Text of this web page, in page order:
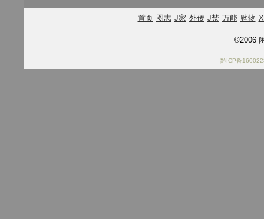
首页 图志 J家 外传 J禁 万能 购物
©2006
黔ICP备